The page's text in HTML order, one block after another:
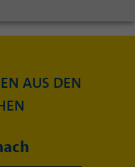
AUS DEN